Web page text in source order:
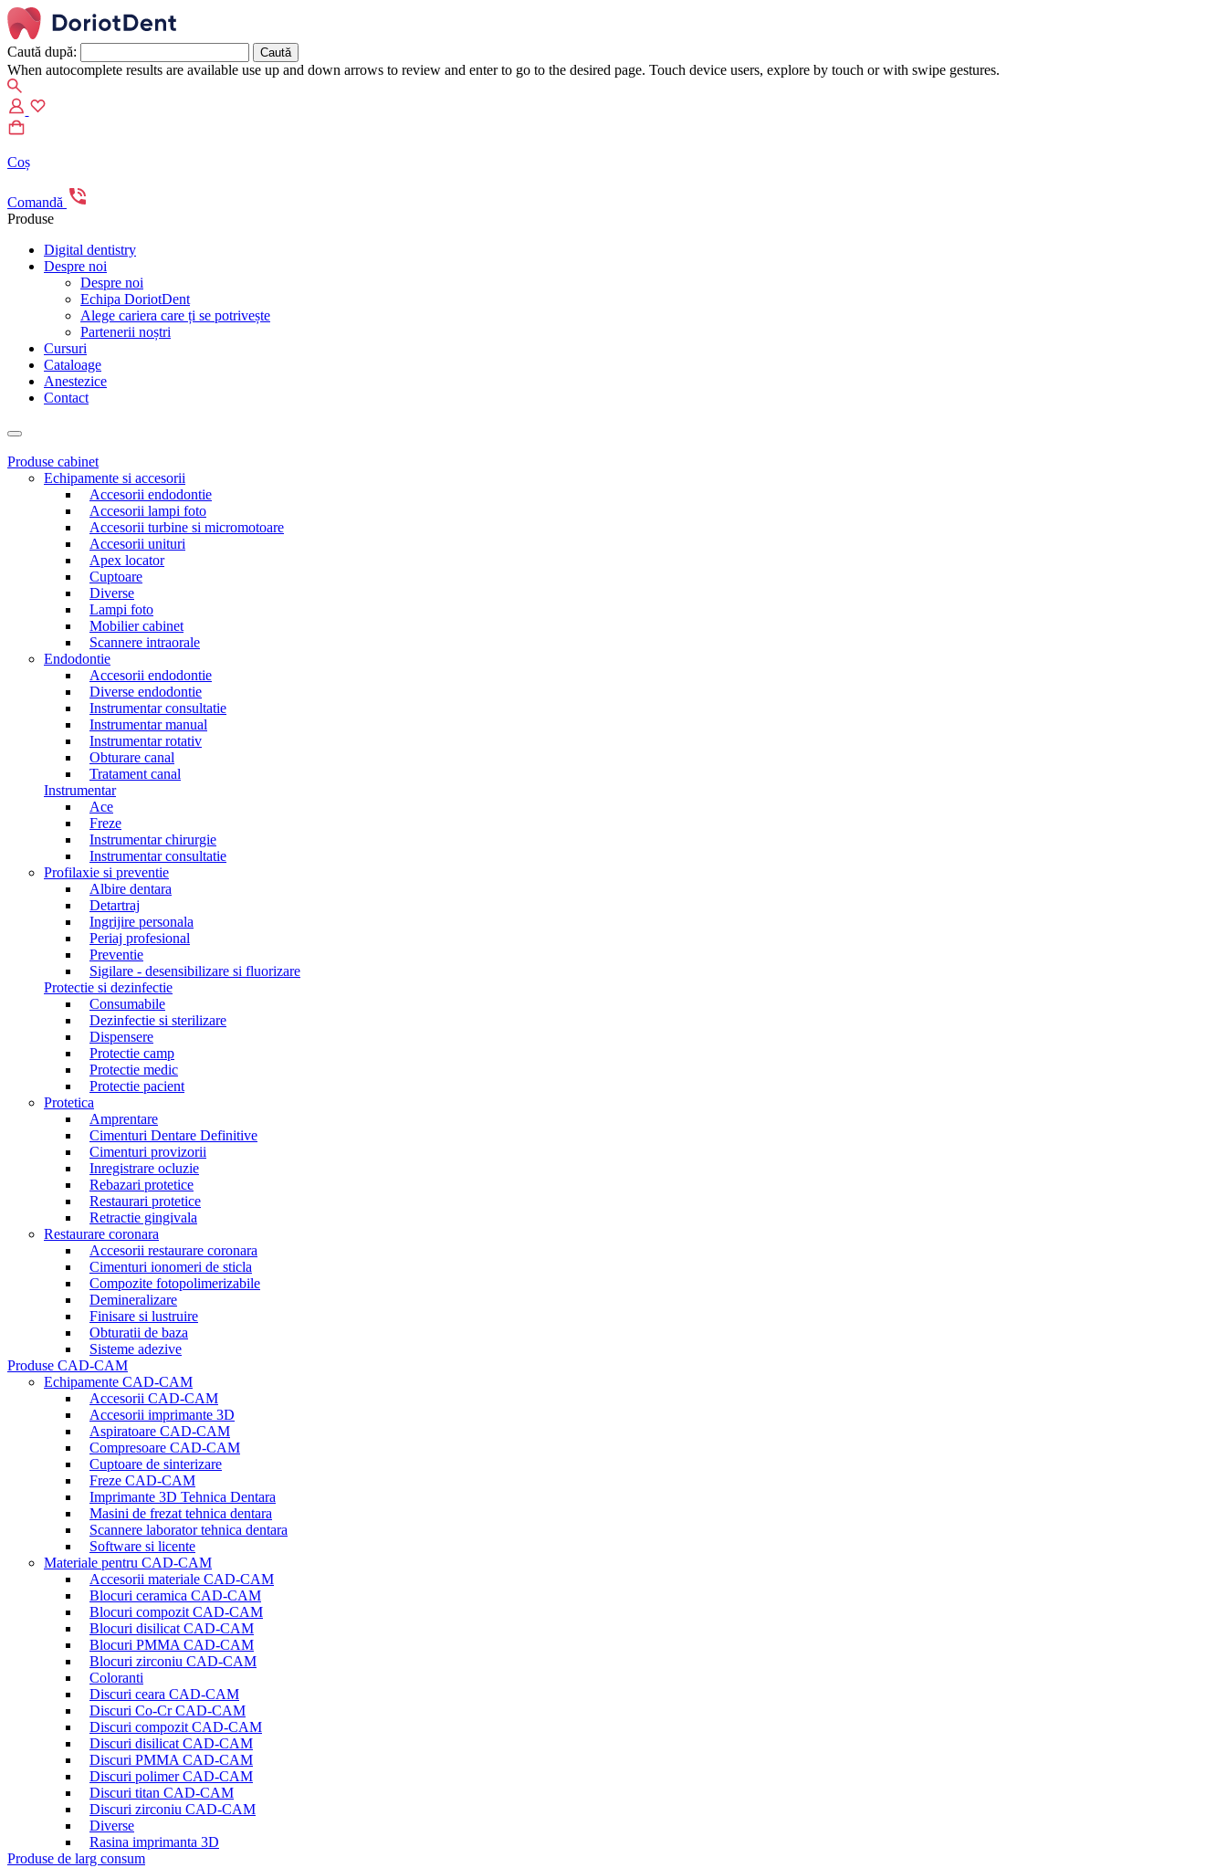
Caută după:
When autocomplete results are available use up and down arrows to review and enter to go to the desired page. Touch device users, explore by touch or with swipe gestures.
Coș
Comandă
Produse
Digital dentistry
Despre noi
Despre noi
Echipa DoriotDent
Alege cariera care ți se potrivește
Partenerii noștri
Cursuri
Cataloage
Anestezice
Contact
Produse cabinet
Echipamente si accesorii
Accesorii endodontie
Accesorii lampi foto
Accesorii turbine si micromotoare
Accesorii unituri
Apex locator
Cuptoare
Diverse
Lampi foto
Mobilier cabinet
Scannere intraorale
Endodontie
Accesorii endodontie
Diverse endodontie
Instrumentar consultatie
Instrumentar manual
Instrumentar rotativ
Obturare canal
Tratament canal
Instrumentar
Ace
Freze
Instrumentar chirurgie
Instrumentar consultatie
Profilaxie si preventie
Albire dentara
Detartraj
Ingrijire personala
Periaj profesional
Preventie
Sigilare - desensibilizare si fluorizare
Protectie si dezinfectie
Consumabile
Dezinfectie si sterilizare
Dispensere
Protectie camp
Protectie medic
Protectie pacient
Protetica
Amprentare
Cimenturi Dentare Definitive
Cimenturi provizorii
Inregistrare ocluzie
Rebazari protetice
Restaurari protetice
Retractie gingivala
Restaurare coronara
Accesorii restaurare coronara
Cimenturi ionomeri de sticla
Compozite fotopolimerizabile
Demineralizare
Finisare si lustruire
Obturatii de baza
Sisteme adezive
Produse CAD-CAM
Echipamente CAD-CAM
Accesorii CAD-CAM
Accesorii imprimante 3D
Aspiratoare CAD-CAM
Compresoare CAD-CAM
Cuptoare de sinterizare
Freze CAD-CAM
Imprimante 3D Tehnica Dentara
Masini de frezat tehnica dentara
Scannere laborator tehnica dentara
Software si licente
Materiale pentru CAD-CAM
Accesorii materiale CAD-CAM
Blocuri ceramica CAD-CAM
Blocuri compozit CAD-CAM
Blocuri disilicat CAD-CAM
Blocuri PMMA CAD-CAM
Blocuri zirconiu CAD-CAM
Coloranti
Discuri ceara CAD-CAM
Discuri Co-Cr CAD-CAM
Discuri compozit CAD-CAM
Discuri disilicat CAD-CAM
Discuri PMMA CAD-CAM
Discuri polimer CAD-CAM
Discuri titan CAD-CAM
Discuri zirconiu CAD-CAM
Diverse
Rasina imprimanta 3D
Produse de larg consum